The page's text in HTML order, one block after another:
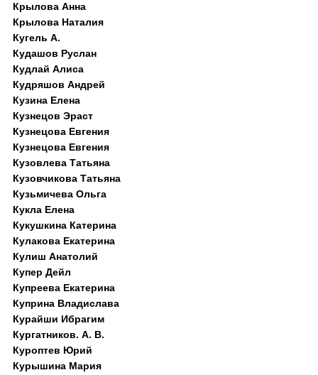
Крылова Анна
Крылова Наталия
Кугель А.
Кудашов Руслан
Кудлай Алиса
Кудряшов Андрей
Кузина Елена
Кузнецов Эраст
Кузнецова Евгения
Кузнецова Евгения
Кузовлева Татьяна
Кузовчикова Татьяна
Кузьмичева Ольга
Кукла Елена
Кукушкина Катерина
Кулакова Екатерина
Кулиш Анатолий
Купер Дейл
Купреева Екатерина
Куприна Владислава
Курайши Ибрагим
Кургатников. А. В.
Куроптев Юрий
Курышина Мария